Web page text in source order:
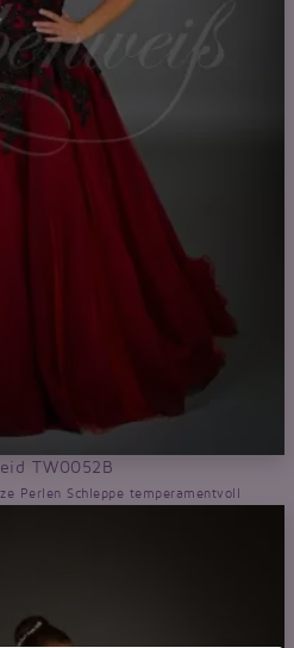
TW0052B
Perlen Schleppe temperamentvoll